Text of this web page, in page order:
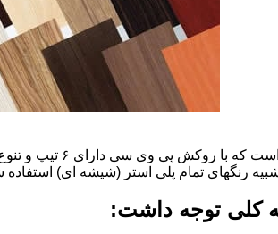
ضخامت این درب
رنگهای تمام پلی استر (شیشه ای)
کلی توجه داشت: